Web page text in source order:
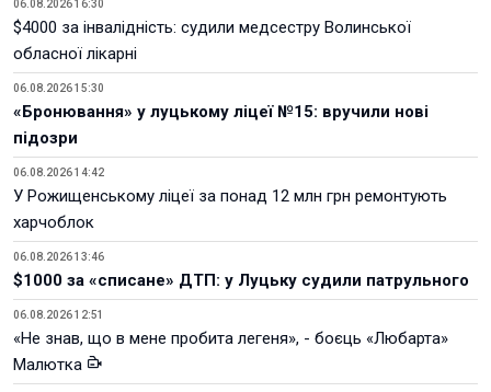
06.08.2026 16:30
$4000 за інвалідність: судили медсестру Волинської
обласної лікарні
06.08.2026 15:30
«Бронювання» у луцькому ліцеї №15: вручили нові
підозри
06.08.2026 14:42
У Рожищенському ліцеї за понад 12 млн грн ремонтують
харчоблок
06.08.2026 13:46
$1000 за «списане» ДТП: у Луцьку судили патрульного
06.08.2026 12:51
«Не знав, що в мене пробита легеня», - боєць «Любарта»
Малютка